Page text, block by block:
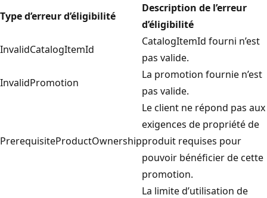
Type d’erreur d’éligibilité
Description de l’erreur
d’éligibilité
InvalidCatalogItemId
CatalogItemId fourni n’est
pas valide.
InvalidPromotion
La promotion fournie n’est
pas valide.
PrerequisiteProductOwnership
Le client ne répond pas aux
exigences de propriété de
produit requises pour
pouvoir bénéficier de cette
promotion.
La limite d’utilisation de